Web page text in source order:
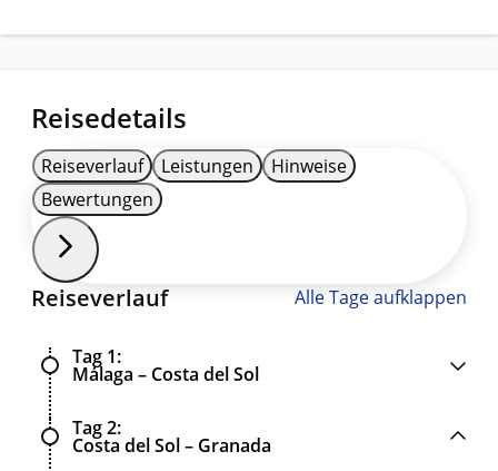
Reisedetails
Reiseverlauf Leistungen
Hinweise
Bewertungen
Reiseverlauf Alle Tage aufklappen
Tag 1
Málaga – Costa del Sol
Tag 2
Costa del Sol – Granada